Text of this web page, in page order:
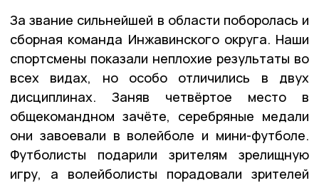
За звание сильнейшей в области поборолась и
сборная команда Инжавинского округа. Наши
спортсмены показали неплохие результаты во
всех видах, но особо отличились в двух
дисциплинах. Заняв четвёртое место в
общекомандном зачёте, серебряные медали
они завоевали в волейболе и мини-футболе.
Футболисты подарили зрителям зрелищную
игру, а волейболисты порадовали зрителей